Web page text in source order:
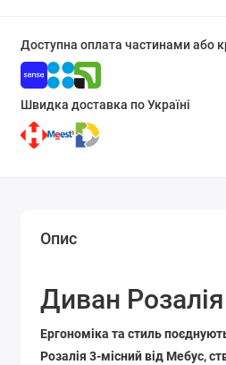
Доступна оплата частинами або
Швидка доставка по Україні
Опис
Диван
Ергономіка та стиль
Розалія 3-місний від Мебус,